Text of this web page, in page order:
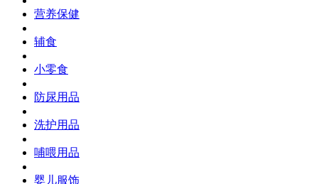
营养保健
辅食
小零食
防尿用品
洗护用品
哺喂用品
婴儿服饰